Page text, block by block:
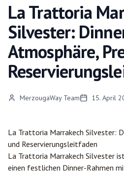
La Trattoria
Silvester:
Atmosphäre,
MerzougaWay Team 15. April
La Trattoria Marrakech Silvester:
und Reservierungsleitfaden
La Trattoria Marrakech Silvester
einen festlichen Dinner-Rahmen